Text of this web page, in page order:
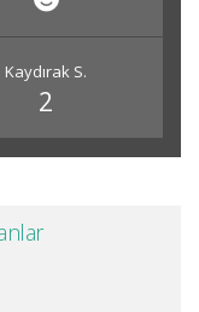
Kaydırak S.
2